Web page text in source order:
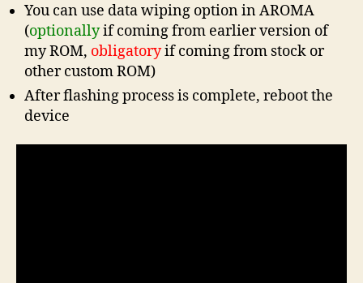
You can use data wiping option in AROMA
(optionallyif coming from earlier version of
my ROM, obligatoryif coming from stock or
other custom ROM)
After flashing process is complete, reboot the
device